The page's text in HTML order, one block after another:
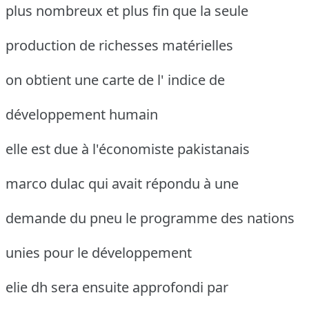
plus nombreux et plus fin que la seule
production de richesses matérielles
on obtient une carte de l' indice de
développement humain
elle est due à l'économiste pakistanais
marco dulac qui avait répondu à une
demande du pneu le programme des nations
unies pour le développement
elie dh sera ensuite approfondi par